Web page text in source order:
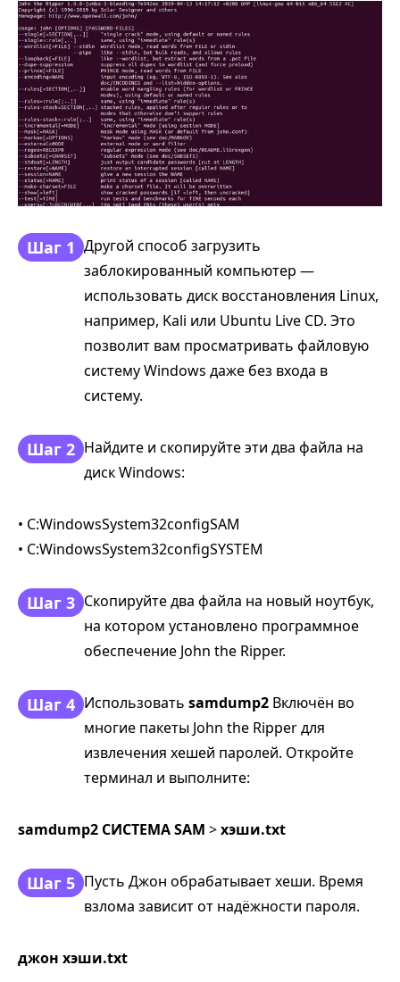
Шаг 1 Другой способ загрузить
заблокированный компьютер —
использовать диск восстановления Linux,
например, Kali или Ubuntu Live CD. Это
позволит вам просматривать файловую
систему Windows даже без входа в
систему.
Шаг 2 Найдите и скопируйте эти два файла на
диск Windows:
• C:WindowsSystem32configSAM
• C:WindowsSystem32configSYSTEM
Шаг 3 Скопируйте два файла на новый ноутбук,
на котором установлено программное
обеспечение John the Ripper.
Шаг 4 Использовать samdump2 Включён во
многие пакеты John the Ripper для
извлечения хешей паролей. Откройте
терминал и выполните:
samdump2 СИСТЕМА SAM >хэши.txt
Шаг 5 Пусть Джон обрабатывает хеши. Время
взлома зависит от надёжности пароля.
джон хэши.txt